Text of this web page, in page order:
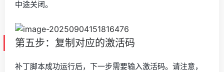
中途关闭。
第五步：复制对应的激活码
补丁脚本成功运行后，下一步需要输入激活码。请注意，